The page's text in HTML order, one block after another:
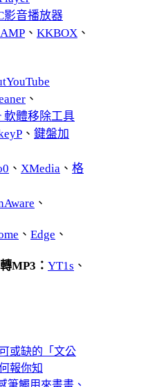
影音播放器
、 KKBOX 、
、
軟體移除工具
、 鍵盤加
、 XMedia 、 格
、
、 Edge 、
MP3： YT1s 、
或缺的「文公
報你知